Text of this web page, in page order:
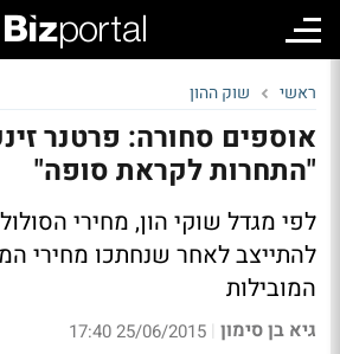
ראשי שוק ההון
"התחרות לקראת סופה"
לפי מגדל שוקי הון, מחירי
להתייצב לאחר שנחתכו מחירי
המובילות
גיא בן סימון |
25/06/2015 17:40